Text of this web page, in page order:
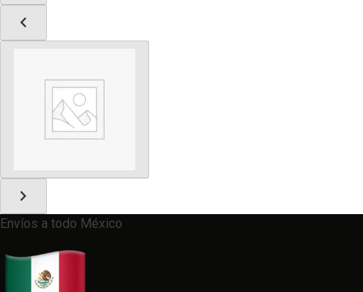
chevron_left
chevron_right
Envíos a todo México